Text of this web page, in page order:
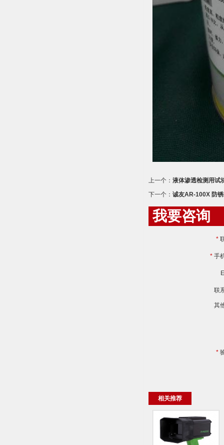
上一个： 液体渗透检测用试
下一个： 诚友AR-100X 防
我要咨询
*
* 手
联
其
*
相关推荐